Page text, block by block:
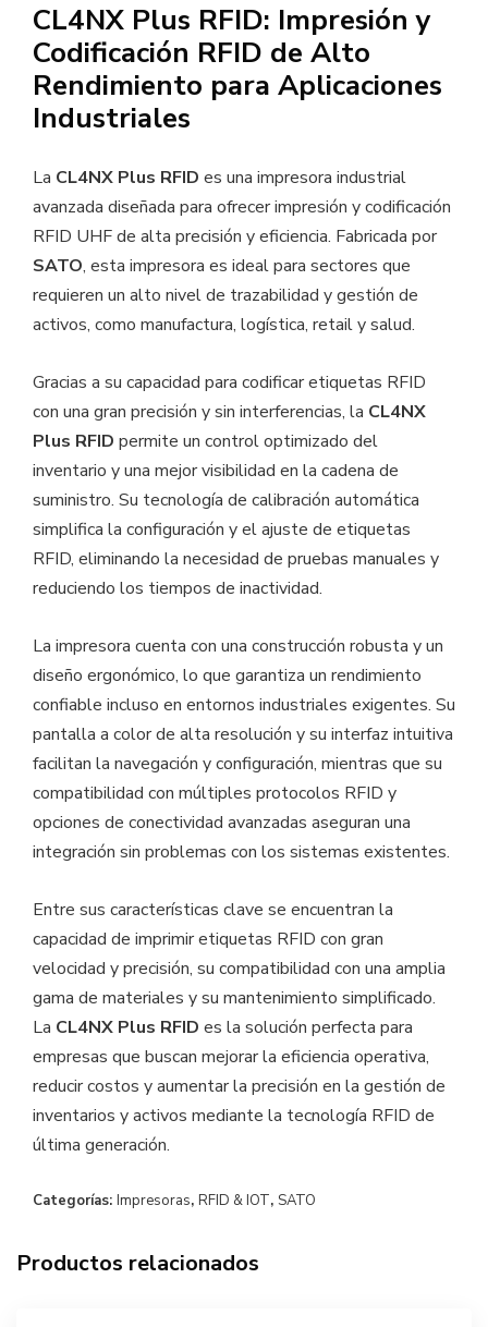
CL4NX Plus RFID: Impresión y
Codificación RFID de Alto
Rendimiento para Aplicaciones
Industriales
La CL4NX Plus RFID es una impresora industrial
avanzada diseñada para ofrecer impresión y codificación
RFID UHF de alta precisión y eficiencia. Fabricada por
SATO, esta impresora es ideal para sectores que
requieren un alto nivel de trazabilidad y gestión de
activos, como manufactura, logística, retail y salud.
Gracias a su capacidad para codificar etiquetas RFID
con una gran precisión y sin interferencias, la CL4NX
Plus RFID permite un control optimizado del
inventario y una mejor visibilidad en la cadena de
suministro. Su tecnología de calibración automática
simplifica la configuración y el ajuste de etiquetas
RFID, eliminando la necesidad de pruebas manuales y
reduciendo los tiempos de inactividad.
La impresora cuenta con una construcción robusta y un
diseño ergonómico, lo que garantiza un rendimiento
confiable incluso en entornos industriales exigentes. Su
pantalla a color de alta resolución y su interfaz intuitiva
facilitan la navegación y configuración, mientras que su
compatibilidad con múltiples protocolos RFID y
opciones de conectividad avanzadas aseguran una
integración sin problemas con los sistemas existentes.
Entre sus características clave se encuentran la
capacidad de imprimir etiquetas RFID con gran
velocidad y precisión, su compatibilidad con una amplia
gama de materiales y su mantenimiento simplificado.
La CL4NX Plus RFID es la solución perfecta para
empresas que buscan mejorar la eficiencia operativa,
reducir costos y aumentar la precisión en la gestión de
inventarios y activos mediante la tecnología RFID de
última generación.
Categorías: Impresoras, RFID & IOT, SATO
Productos relacionados